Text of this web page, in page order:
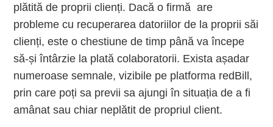
plătită de proprii clienți. Dacă o firmă are
probleme cu recuperarea datoriilor de la proprii săi
clienți, este o chestiune de timp până va începe
să-și întârzie la plată colaboratorii. Exista așadar
numeroase semnale, vizibile pe platforma redBill,
prin care poți sa previi sa ajungi în situația de a fi
amânat sau chiar neplătit de propriul client.